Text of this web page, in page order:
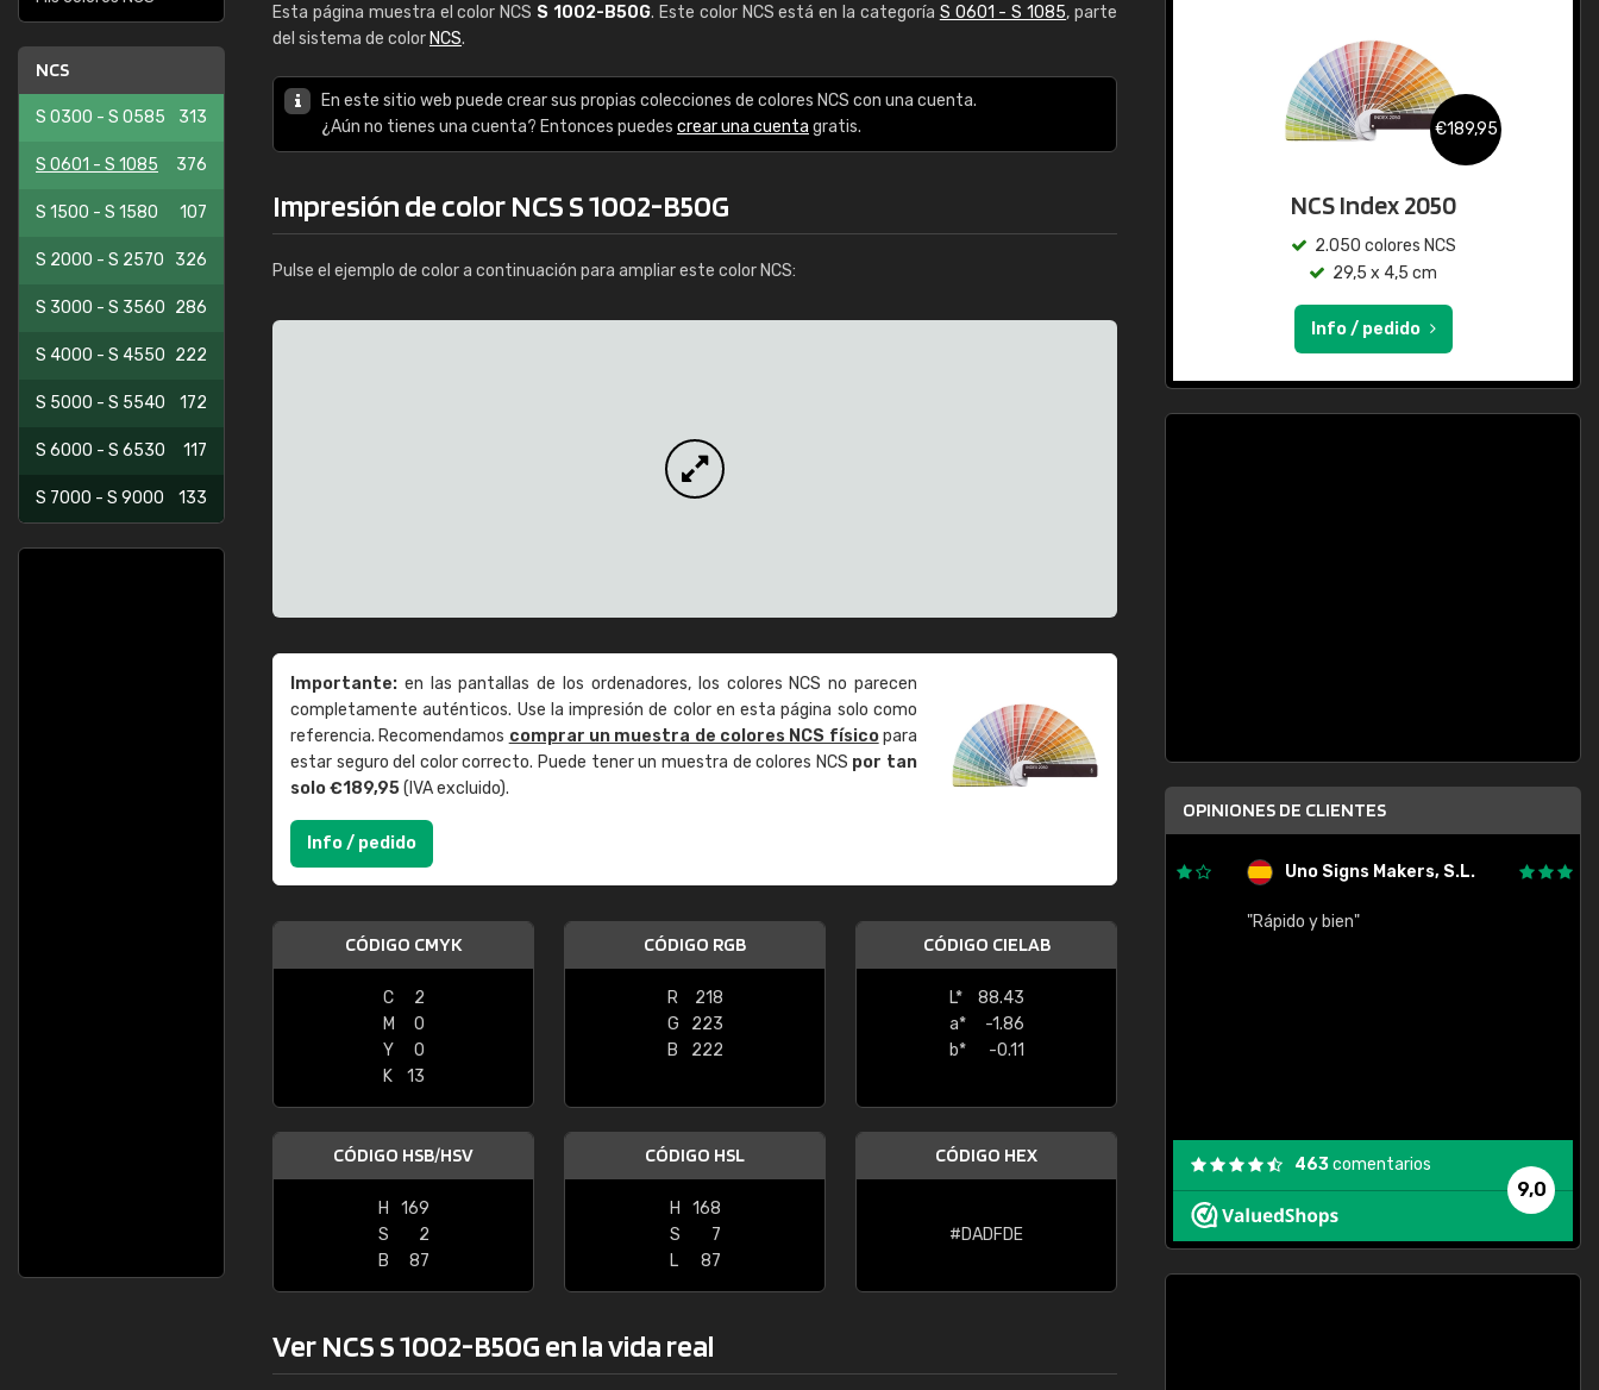
NCS
S 0300 - S 0585 313
S 0601 - S 1085 376
S 1500 - S 1580 107
S 2000 - S 2570 326
S 3000 - S 3560 286
S 4000 - S 4550 222
S 5000 - S 5540 172
S 6000 - S 6530 117
S 7000 - S 9000 133
Esta página muestra el color NCS S 1002-B50G. Este color NCS está en la categoría S 0601 - S 1085, parte
del sistema de color NCS.
En este sitio web puede crear sus propias colecciones de colores NCS con una cuenta.
¿Aún no tienes una cuenta? Entonces puedes crear una cuenta gratis.
Impresión de color NCS S 1002-B50G
Pulse el ejemplo de color a continuación para ampliar este color NCS:
Importante: en las pantallas de los ordenadores, los colores NCS no parecen
completamente auténticos. Use la impresión de color en esta página solo como
referencia. Recomendamos comprar un muestra de colores NCS físicopara
estar seguro del color correcto. Puede tener un muestra de colores NCS por tan
solo €189,95(IVA excluido).
Info / pedido
CÓDIGO CMYK
C
2
M
0
Y
0
K
13
CÓDIGO RGB
R
218
G
223
B
222
CÓDIGO CIELAB
L*
88.43
a*
-1.86
b*
-0.11
CÓDIGO HSB/HSV
H
169
S
2
B
87
CÓDIGO HSL
H
168
S
7
L
87
CÓDIGO HEX
#DADFDE
Ver NCS S 1002-B50G en la vida real
€189,95
NCS Index 2050
2.050 colores NCS
29,5 x 4,5 cm
Info / pedido
OPINIONES DE CLIENTES
"Buen servicio. No obstante No es fácil
encontrar/comprar lo que se busca"
Uno Signs Makers, S.L.
"Rápido y bien"
9,0
463comentarios